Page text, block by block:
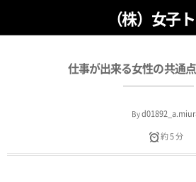
（株）女子
仕事が出来る女性の共通点
By
約 5 分